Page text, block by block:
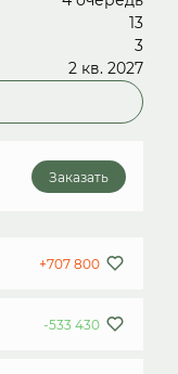
13
3
2 кв. 2027
Заказать
+707 800
-533 430